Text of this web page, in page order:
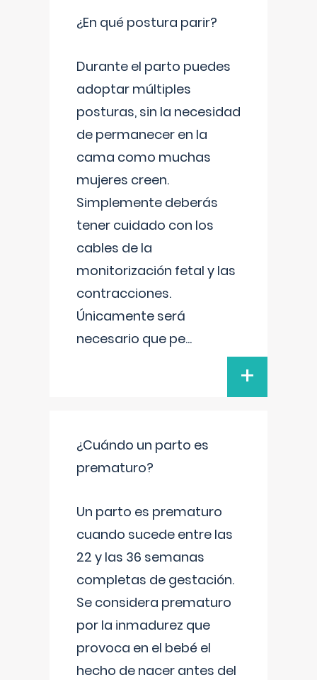
¿En qué postura parir?
Durante el parto puedes
adoptar múltiples
posturas, sin la necesidad
de permanecer en la
cama como muchas
mujeres creen.
Simplemente deberás
tener cuidado con los
cables de la
monitorización fetal y las
contracciones.
Únicamente será
necesario que pe...
+
¿Cuándo un parto es
prematuro?
Un parto es prematuro
cuando sucede entre las
22 y las 36 semanas
completas de gestación.
Se considera prematuro
por la inmadurez que
provoca en el bebé el
hecho de nacer antes del